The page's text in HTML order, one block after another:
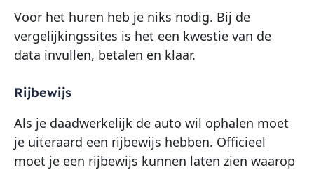
Voor het huren heb je niks nodig. Bij de
vergelijkingssites is het een kwestie van de
data invullen, betalen en klaar.
Rijbewijs
Als je daadwerkelijk de auto wil ophalen moet
je uiteraard een rijbewijs hebben. Officieel
moet je een rijbewijs kunnen laten zien waarop